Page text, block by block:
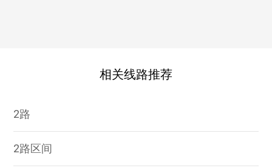
相关线路推荐
2路
2路区间